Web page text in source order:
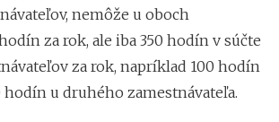
nemôže u oboch
za rok, ale iba 350 hodín v súčte
za rok, napríklad 100 hodín
hodín u druhého zamestnávateľa.